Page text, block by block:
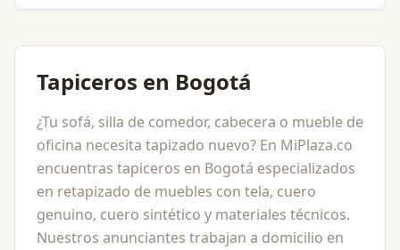
Tapiceros en Bogotá
¿Tu sofá, silla de comedor, cabecera o mueble de
oficina necesita tapizado nuevo? En MiPlaza.co
encuentras tapiceros en Bogotá especializados
en retapizado de muebles con tela, cuero
genuino, cuero sintético y materiales técnicos.
Nuestros anunciantes trabajan a domicilio en